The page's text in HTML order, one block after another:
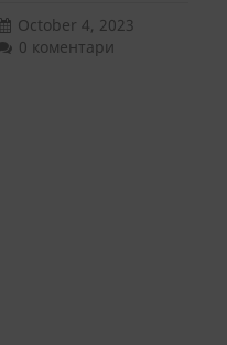
October 4, 2023
0 коментари